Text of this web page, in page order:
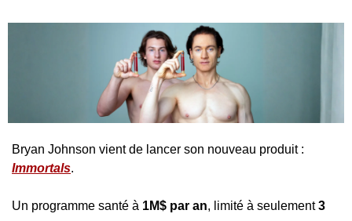
Immortals.
Un programme santé à 1M$ par an, limité à seulement 3